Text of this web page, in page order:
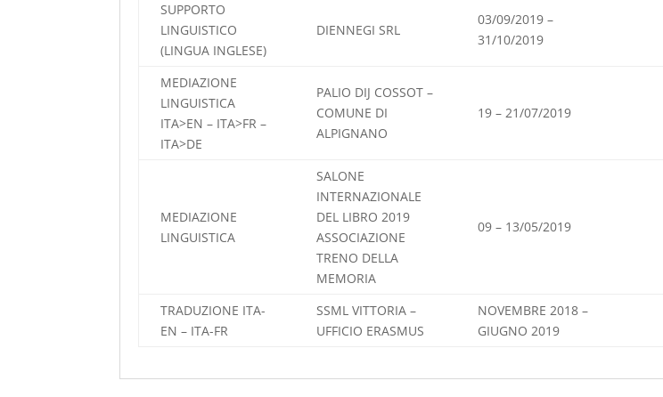
SUPPORTO
LINGUISTICO
(LINGUA INGLESE)
DIENNEGI SRL
03/09/2019 –
31/10/2019
MEDIAZIONE
LINGUISTICA
ITA>EN – ITA>FR –
ITA>DE
PALIO DIJ COSSOT –
COMUNE DI
ALPIGNANO
19 – 21/07/2019
MEDIAZIONE
LINGUISTICA
SALONE
INTERNAZIONALE
DEL LIBRO 2019
ASSOCIAZIONE
TRENO DELLA
MEMORIA
09 – 13/05/2019
TRADUZIONE ITA-
EN – ITA-FR
SSML VITTORIA –
UFFICIO ERASMUS
NOVEMBRE 2018 –
GIUGNO 2019